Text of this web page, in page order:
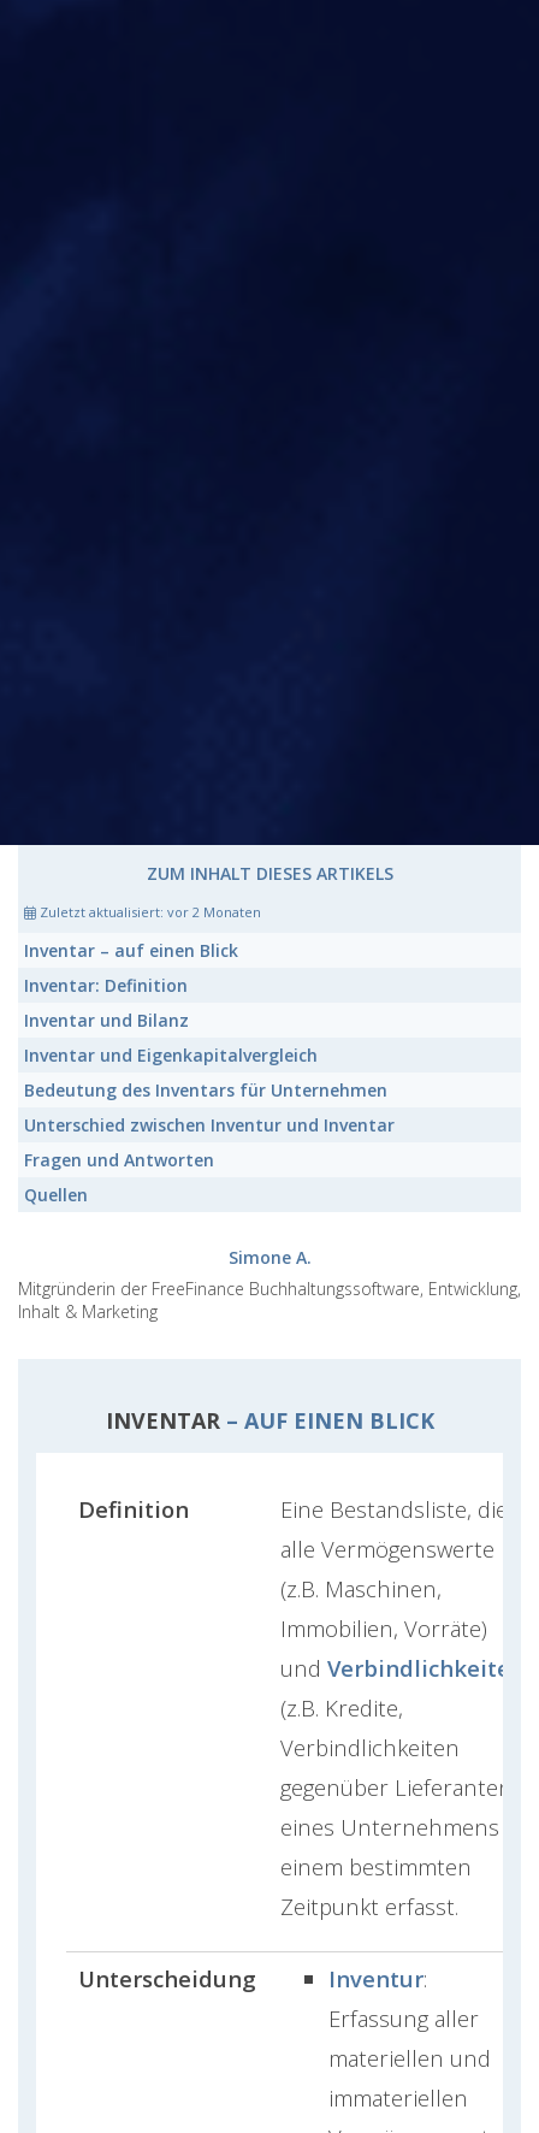
ZUM INHALT DIESES ARTIKELS
Zuletzt aktualisiert: vor 2 Monaten
Inventar – auf einen Blick
Inventar: Definition
Inventar und Bilanz
Inventar und Eigenkapitalvergleich
Bedeutung des Inventars für Unternehmen
Unterschied zwischen Inventur und Inventar
Fragen und Antworten
Quellen
Simone A.
Mitgründerin der FreeFinance Buchhaltungssoftware, Entwicklung,
Inhalt & Marketing
INVENTAR– AUF EINEN BLICK
Definition
Eine Bestandsliste, die
alle Vermögenswerte
(z.B. Maschinen,
Immobilien, Vorräte)
und Verbindlichkeiten
(z.B. Kredite,
Verbindlichkeiten
gegenüber Lieferanten)
eines Unternehmens zu
einem bestimmten
Zeitpunkt erfasst.
Unterscheidung Inventur:
Erfassung aller
materiellen und
immateriellen